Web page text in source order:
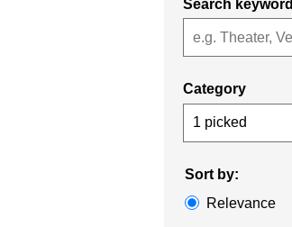
Search keyword
Category
1 picked
Sort by:
Relevance